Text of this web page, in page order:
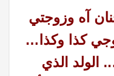
آه وزوجتي
كذا وكذا…
الولد الذي